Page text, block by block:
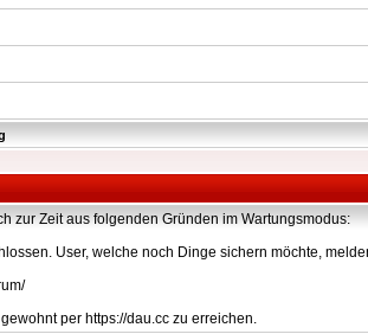
zur Zeit aus folgenden Gründen im Wartungsmodus:
User, welche noch Dinge sichern möchte,
per https://dau.cc zu erreichen.